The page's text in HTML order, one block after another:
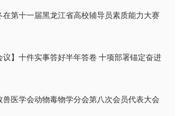
在第十一届黑龙江省高校辅导员素质能力大赛
议】十件实事答好半年答卷 十项部署锚定奋进
兽医学会动物毒物学分会第八次会员代表大会